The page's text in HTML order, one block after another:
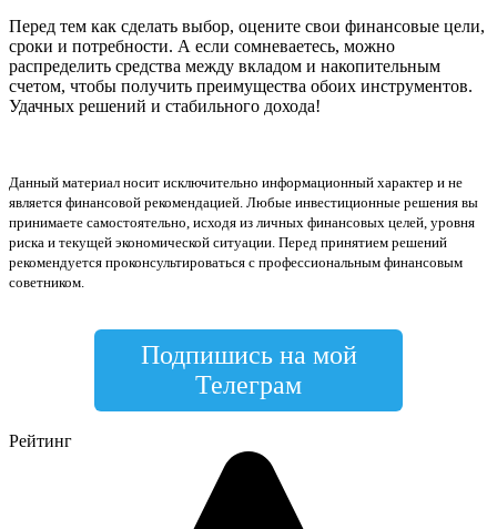
Перед тем как сделать выбор, оцените свои финансовые цели,
сроки и потребности. А если сомневаетесь, можно
распределить средства между вкладом и накопительным
счетом, чтобы получить преимущества обоих инструментов.
Удачных решений и стабильного дохода!
Данный материал носит исключительно информационный характер и не
является финансовой рекомендацией. Любые инвестиционные решения вы
принимаете самостоятельно, исходя из личных финансовых целей, уровня
риска и текущей экономической ситуации. Перед принятием решений
рекомендуется проконсультироваться с профессиональным финансовым
советником.
Подпишись на мой
Телеграм
Рейтинг